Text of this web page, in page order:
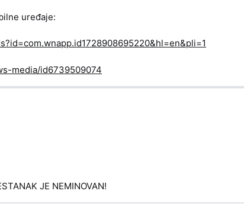
uređaje:
media/id6739509074
JE NEMINOVAN!